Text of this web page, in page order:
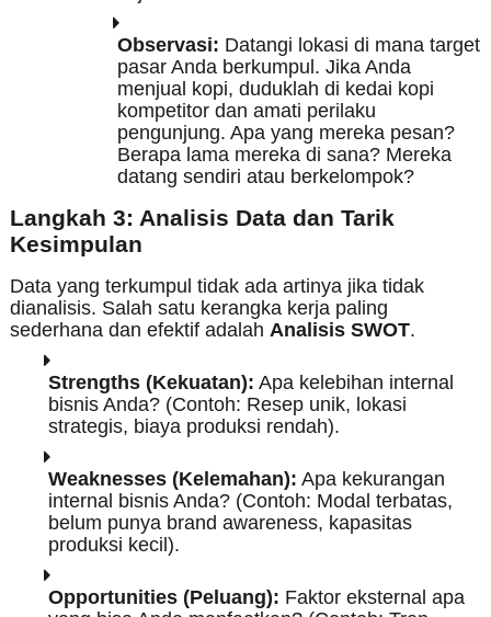
Observasi: Datangi lokasi di mana target
pasar Anda berkumpul. Jika Anda
menjual kopi, duduklah di kedai kopi
kompetitor dan amati perilaku
pengunjung. Apa yang mereka pesan?
Berapa lama mereka di sana? Mereka
datang sendiri atau berkelompok?
Langkah 3: Analisis Data dan Tarik
Kesimpulan
Data yang terkumpul tidak ada artinya jika tidak
dianalisis. Salah satu kerangka kerja paling
sederhana dan efektif adalah Analisis SWOT.
Strengths (Kekuatan): Apa kelebihan internal
bisnis Anda? (Contoh: Resep unik, lokasi
strategis, biaya produksi rendah).
Weaknesses (Kelemahan): Apa kekurangan
internal bisnis Anda? (Contoh: Modal terbatas,
belum punya brand awareness, kapasitas
produksi kecil).
Opportunities (Peluang): Faktor eksternal apa